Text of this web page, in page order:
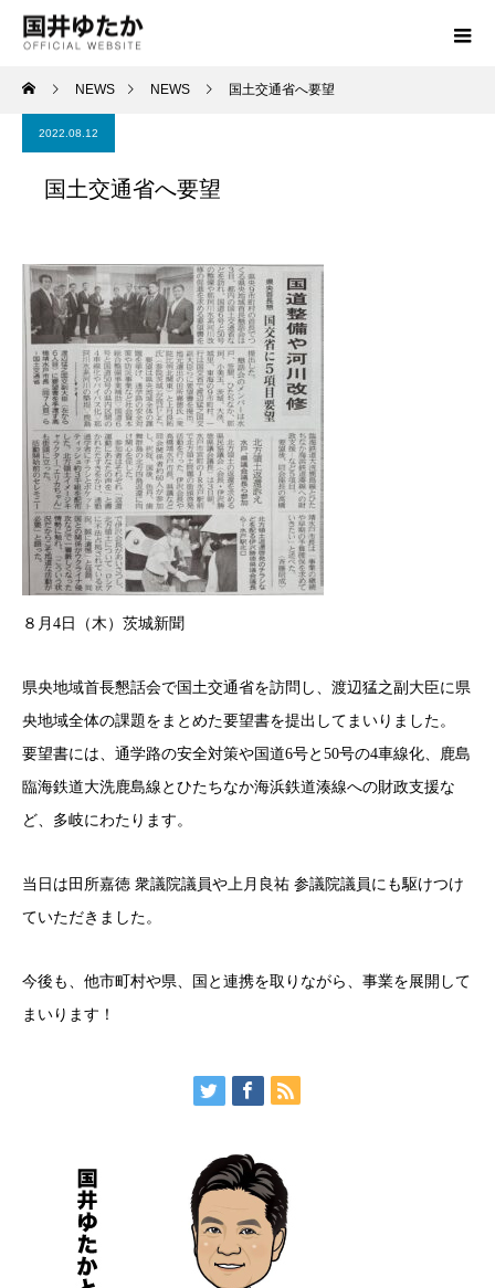
NEWS NEWS 国土交通省へ要望
2022.08.12
国土交通省へ要望
８月4日（木）茨城新聞
県央地域首長懇話会で国土交通省を訪問し、渡辺猛之副大臣に県
央地域全体の課題をまとめた要望書を提出してまいりました。
要望書には、通学路の安全対策や国道6号と50号の4車線化、鹿島
臨海鉄道大洗鹿島線とひたちなか海浜鉄道湊線への財政支援な
ど、多岐にわたります。
当日は田所嘉徳 衆議院議員や上月良祐 参議院議員にも駆けつけ
ていただきました。
今後も、他市町村や県、国と連携を取りながら、事業を展開して
まいります！